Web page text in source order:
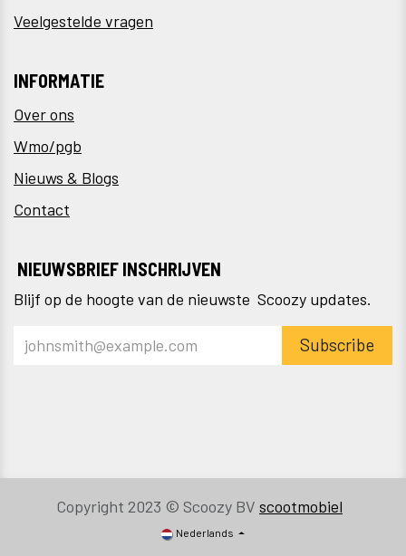
Veelgestelde vragen
INFORMATIE
Over ons
Wmo/pgb
Nieuws & Blogs
Contact
NIEUWSBRIEF INSCHRIJVEN
Blijf op de hoogte van de nieuwste Scoozy updates.
Subscribe
Copyright 2023 © Scoozy BV scootmobiel
Nederlands